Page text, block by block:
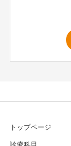
トップページ